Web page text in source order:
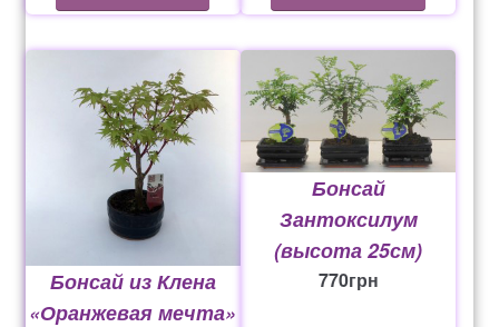
Бонсай из Клена
«Оранжевая мечта»
Бонсай
Зантоксилум
(высота 25см)
770грн